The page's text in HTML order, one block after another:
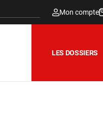
Mon compte
LES DOSSIERS